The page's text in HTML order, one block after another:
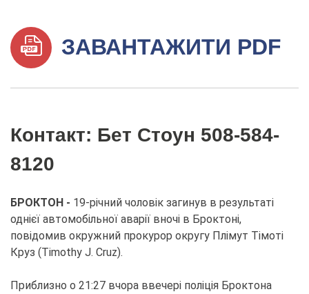
ЗАВАНТАЖИТИ PDF
Контакт: Бет Стоун 508-584-
8120
БРОКТОН - 19-річний чоловік загинув в результаті
однієї автомобільної аварії вночі в Броктоні,
повідомив окружний прокурор округу Плімут Тімоті
Круз (Timothy J. Cruz).
Приблизно о 21:27 вчора ввечері поліція Броктона